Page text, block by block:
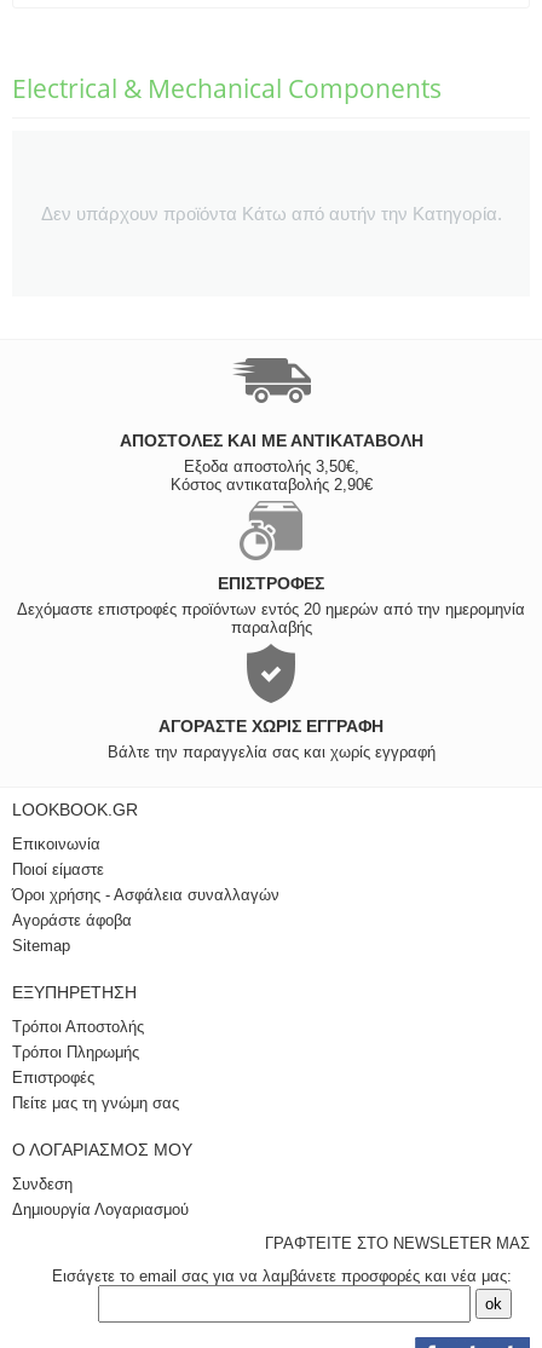
Electrical & Mechanical Components
Δεν υπάρχουν προϊόντα Κάτω από αυτήν την Κατηγορία.
ΑΠΟΣΤΟΛΈΣ ΚΑΙ ΜΕ ΑΝΤΙΚΑΤΑΒΟΛΗ
Εξοδα αποστολής 3,50€,
Κόστος αντικαταβολής 2,90€
ΕΠΙΣΤΡΟΦΈΣ
Δεχόμαστε επιστροφές προϊόντων εντός 20 ημερών από την ημερομηνία
παραλαβής
ΑΓΟΡΆΣΤΕ ΧΩΡΊΣ ΕΓΓΡΑΦΉ
Βάλτε την παραγγελία σας και χωρίς εγγραφή
LOOKBOOK.GR
Επικοινωνία
Ποιοί είμαστε
Όροι χρήσης - Ασφάλεια συναλλαγών
Αγοράστε άφοβα
Sitemap
ΕΞΥΠΗΡΈΤΗΣΗ
Τρόποι Αποστολής
Τρόποι Πληρωμής
Επιστροφές
Πείτε μας τη γνώμη σας
Ο ΛΟΓΑΡΙΑΣΜΌΣ ΜΟΥ
Συνδεση
Δημιουργία Λογαριασμού
ΓΡΑΦΤΕΙΤΕ ΣΤΟ NEWSLETER ΜΑΣ
Εισάγετε το email σας για να λαμβάνετε προσφορές και νέα μας: